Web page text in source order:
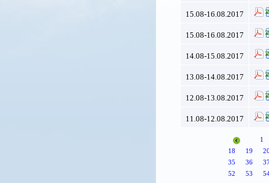
15.08-16.08.2017
15.08-16.08.2017
14.08-15.08.2017
13.08-14.08.2017
12.08-13.08.2017
11.08-12.08.2017
1
18
19
35
36
52
53